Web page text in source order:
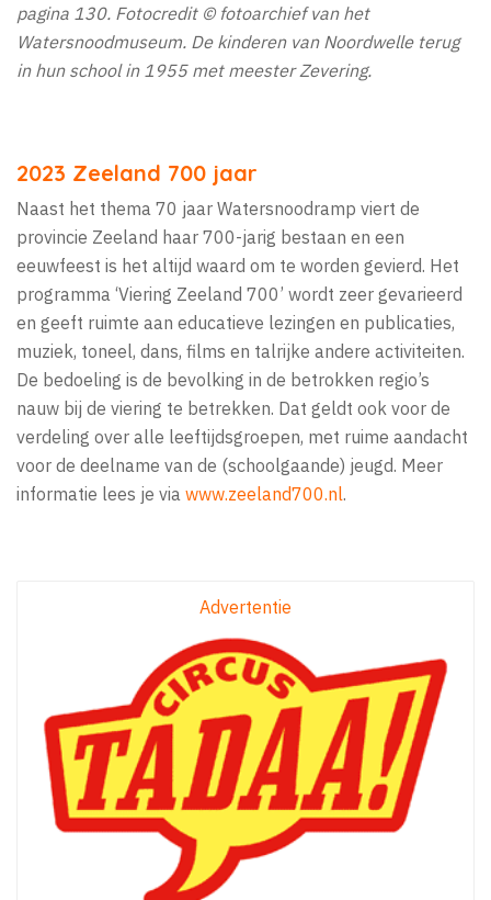
pagina 130. Fotocredit © fotoarchief van het
Watersnoodmuseum. De kinderen van Noordwelle terug
in hun school in 1955 met meester Zevering.
2023 Zeeland 700 jaar
Naast het thema 70 jaar Watersnoodramp viert de
provincie Zeeland haar 700-jarig bestaan en een
eeuwfeest is het altijd waard om te worden gevierd. Het
programma ‘Viering Zeeland 700’ wordt zeer gevarieerd
en geeft ruimte aan educatieve lezingen en publicaties,
muziek, toneel, dans, films en talrijke andere activiteiten.
De bedoeling is de bevolking in de betrokken regio’s
nauw bij de viering te betrekken. Dat geldt ook voor de
verdeling over alle leeftijdsgroepen, met ruime aandacht
voor de deelname van de (schoolgaande) jeugd. Meer
informatie lees je via www.zeeland700.nl.
Advertentie